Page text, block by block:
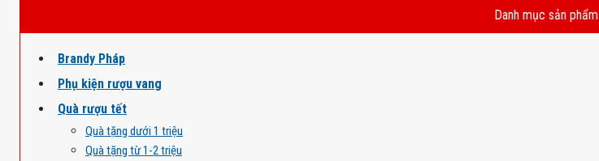
Danh mục sản phẩm
Brandy Pháp
Phụ kiện rượu vang
Quà rượu tết
Quà tặng dưới 1 triệu
Quà tặng từ 1-2 triệu